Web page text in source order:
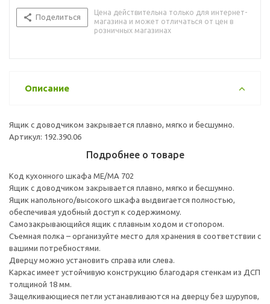
Поделиться
Цена действительна только для интернет-
магазина и может отличаться от цен в
розничных магазинах
Описание
Ящик с доводчиком закрывается плавно, мягко и бесшумно.
Артикул: 192.390.06
Подробнее о товаре
Код кухонного шкафа ME/MA 702
Ящик с доводчиком закрывается плавно, мягко и бесшумно.
Ящик напольного/высокого шкафа выдвигается полностью,
обеспечивая удобный доступ к содержимому.
Cамозакрывающийся ящик с плавным ходом и стопором.
Съемная полка – организуйте место для хранения в соответствии с
вашими потребностями.
Дверцу можно установить справа или слева.
Каркас имеет устойчивую конструкцию благодаря стенкам из ДСП
толщиной 18 мм.
Защелкивающиеся петли устанавливаются на дверцу без шурупов,